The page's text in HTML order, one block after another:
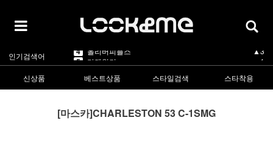
인기검색어
2 마스카 ▲3
린드버그 ▼-2
5 카렌워커 ▲1
1 라피스센시블레
▲3
신상품
베스트상품 스타일검색 스타착용
[마스카]CHARLESTON 53 C-1SMG